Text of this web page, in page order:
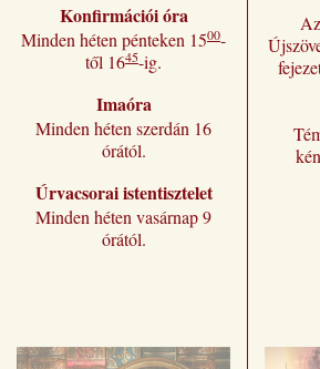
Konfirmációi óra
Minden héten pénteken 1500-
től 1645-ig.
Imaóra
Minden héten szerdán 16
órától.
Úrvacsorai istentisztelet
Minden héten vasárnap 9
órától.